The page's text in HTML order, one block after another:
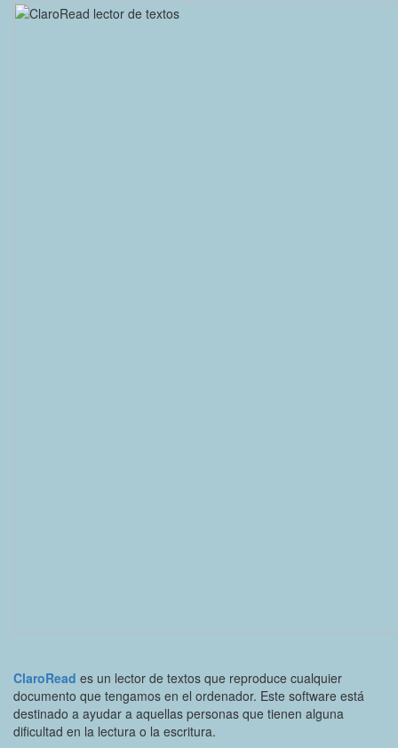
ClaroRead es un lector de textos que reproduce cualquier
documento que tengamos en el ordenador. Este software está
destinado a ayudar a aquellas personas que tienen alguna
dificultad en la lectura o la escritura.